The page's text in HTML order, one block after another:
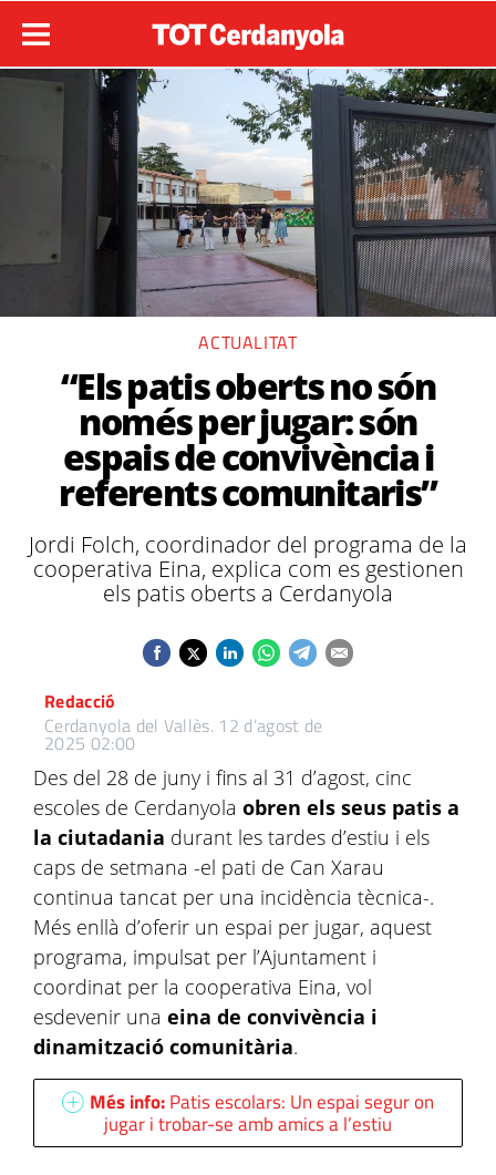
ACTUALITAT
“Els patis oberts no són
només per jugar: són
espais de convivència i
referents comunitaris”
Jordi Folch, coordinador del programa de la
cooperativa Eina, explica com es gestionen
els patis oberts a Cerdanyola
Redacció
Cerdanyola del Vallès. 12 d’agost de
2025 02:00
Des del 28 de juny i fins al 31 d’agost, cinc
escoles de Cerdanyola obren els seus patis a
la ciutadania durant les tardes d’estiu i els
caps de setmana -el pati de Can Xarau
continua tancat per una incidència tècnica-.
Més enllà d’oferir un espai per jugar, aquest
programa, impulsat per l’Ajuntament i
coordinat per la cooperativa Eina, vol
esdevenir una eina de convivència i
dinamització comunitària.
Més info:Patis escolars: Un espai segur on
jugar i trobar-se amb amics a l’estiu